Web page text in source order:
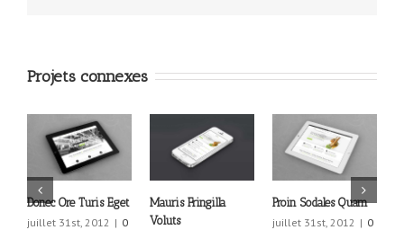
Projets connexes
Donec Ore Turis Eget
juillet 31st, 2012 | 0
Mauris Fringilla
Voluts
Proin Sodales Quam
juillet 31st, 2012 | 0